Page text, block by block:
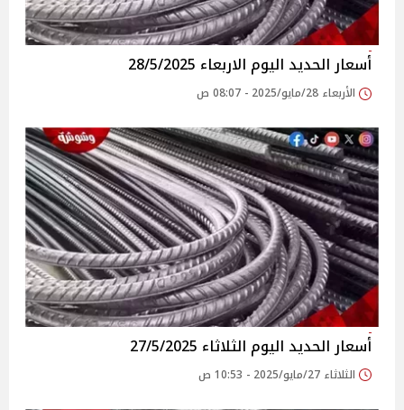
أسعار الحديد اليوم الاربعاء 28/5/2025
الأربعاء 28/مايو/2025 - 08:07 ص
أسعار الحديد اليوم الثلاثاء 27/5/2025
الثلاثاء 27/مايو/2025 - 10:53 ص